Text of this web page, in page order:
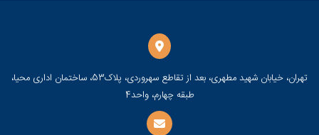
تهران، خیابان شهید مطهری، بعد از تقاطع سهروردی، پلاک53، ساختمان اداری محیا،
طبقه چهارم، واحد4